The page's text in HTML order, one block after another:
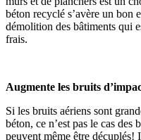
béton recyclé s’avère un bon
démolition des bâtiments qui
frais.
Augmente les bruits
Si les bruits aériens sont
béton, ce n’est pas le cas
peuvent même être décuplés!